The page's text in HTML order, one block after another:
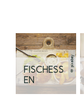
FISCHESS
EN
© pixabay